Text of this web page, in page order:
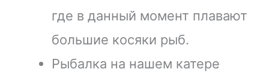
где в данный момент плавают
большие косяки рыб.
Рыбалка на нашем катере